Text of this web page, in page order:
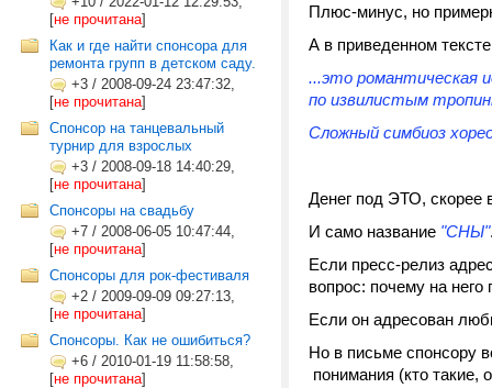
[не прочитана]
Как и где найти спонсора для
ремонта групп в детском саду.
+3 / 2008-09-24 23:47:32,
[не прочитана]
Спонсор на танцевальный
турнир для взрослых
+3 / 2008-09-18 14:40:29,
[не прочитана]
Спонсоры на свадьбу
+7 / 2008-06-05 10:47:44,
[не прочитана]
Спонсоры для рок-фестиваля
+2 / 2009-09-09 09:27:13,
[не прочитана]
Спонсоры. Как не ошибиться?
+6 / 2010-01-19 11:58:58,
[не прочитана]
Плюс-минус, но
А в приведенном
...это романтическая
по извилистым
Сложный симбиоз
Денег под ЭТО, скорее
И само название "СНЫ"
Если пресс-релиз
вопрос: почему на него
Если он адресован
Но в письме спонсору
понимания (кто такие,